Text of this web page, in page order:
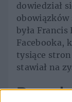
dowiedział
obowiązków
była Francis
Facebooka,
tysiące
stawiał na